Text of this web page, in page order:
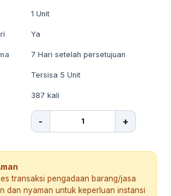
1 Unit
Ya
7 Hari setelah persetujuan
Tersisa 5 Unit
387 kali
- +
transaksi pengadaan barang/jasa
dan nyaman untuk keperluan instansi